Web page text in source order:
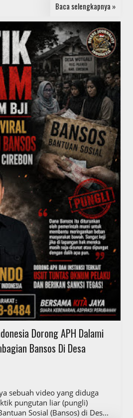
Baca selengkapnya »
Dorong APH Dalami
Bansos Di Desa
sebuah video yang diduga
pungutan liar (pungli)
Sosial (Bansos) di Des...